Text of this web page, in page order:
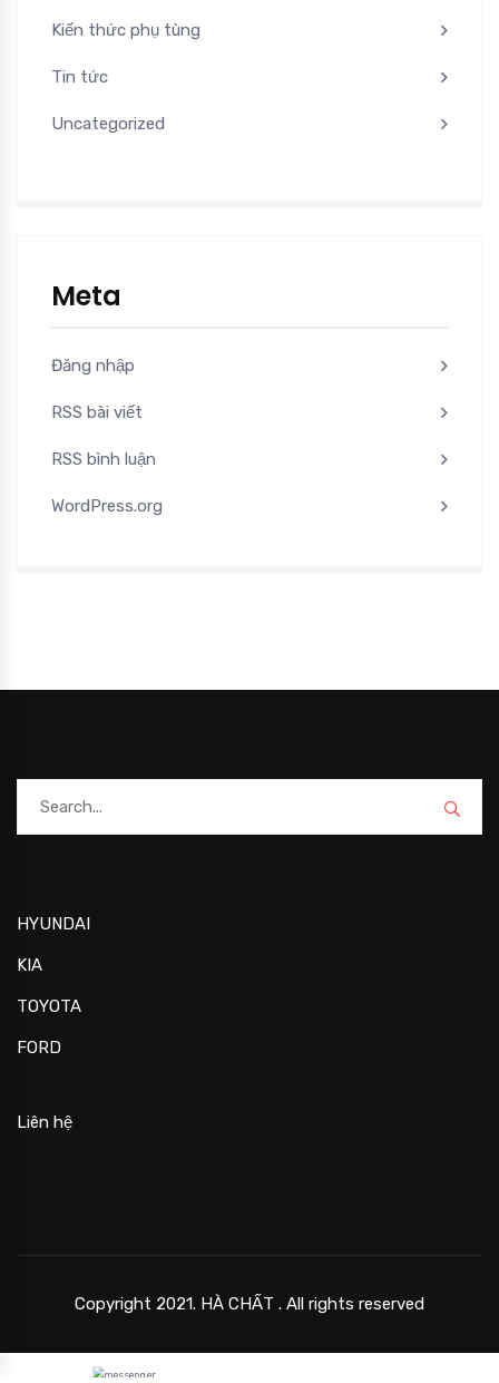
Kiến thức phụ tùng
Tin tức
Uncategorized
Meta
Đăng nhập
RSS bài viết
RSS bình luận
WordPress.org
HYUNDAI
KIA
TOYOTA
FORD
Liên hệ
Copyright 2021. HÀ CHẤT . All rights reserved